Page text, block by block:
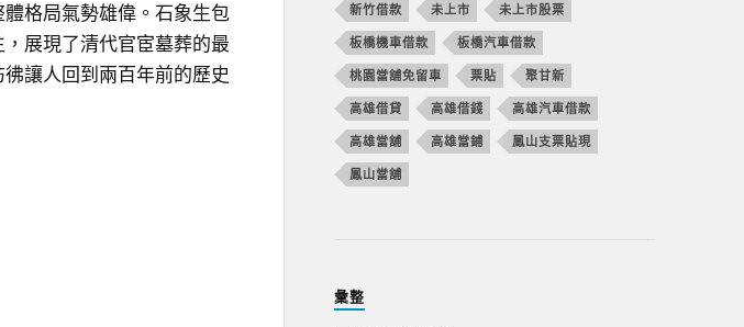
格局氣勢雄偉。石象生包
展現了清代官宦墓葬的最
讓人回到兩百年前的歷史
新竹借款 未上市 未上市股票
板橋機車借款 板橋汽車借款
桃園當舖免留車 票貼 聚甘新
高雄借貸 高雄借錢 高雄汽車借款
高雄當舖 高雄當鋪 鳳山支票貼現
鳳山當舖
彙整